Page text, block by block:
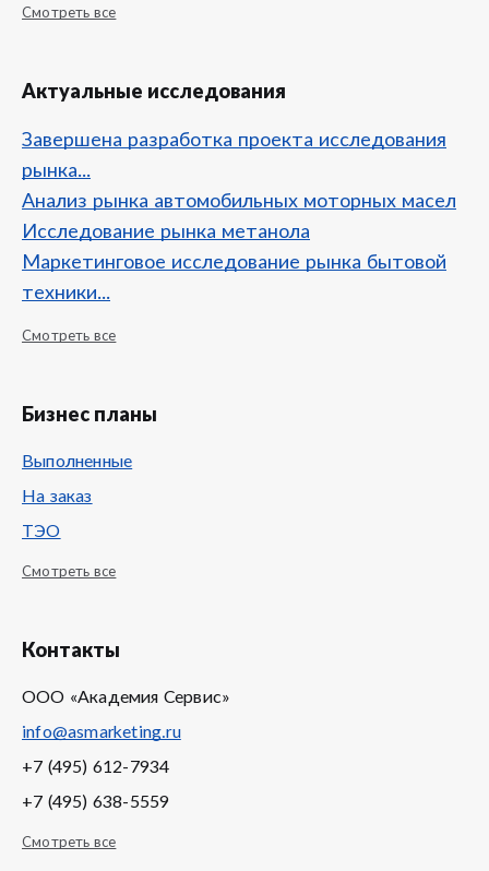
Смотреть все
Актуальные исследования
Завершена разработка проекта исследования
рынка...
Анализ рынка автомобильных моторных масел
Исследование рынка метанола
Маркетинговое исследование рынка бытовой
техники...
Смотреть все
Бизнес планы
Выполненные
На заказ
ТЭО
Смотреть все
Контакты
ООО «Академия Сервис»
info@asmarketing.ru
+7 (495) 612-7934
+7 (495) 638-5559
Смотреть все